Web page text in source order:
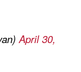
April 30,